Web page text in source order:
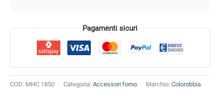
Pagamenti sicuri
COD: MHC 1850 Categoria: Accessori forno Marchio: Colorobbia